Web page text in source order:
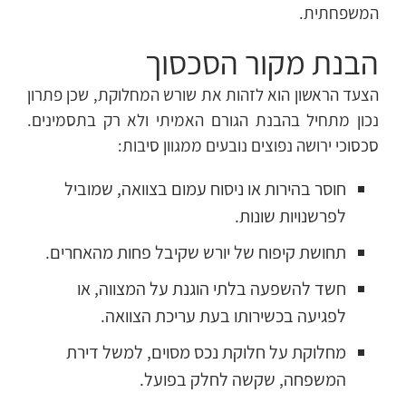
המשפחתית.
הבנת מקור הסכסוך
הצעד הראשון הוא לזהות את שורש המחלוקת, שכן פתרון
נכון מתחיל בהבנת הגורם האמיתי ולא רק בתסמינים.
סכסוכי ירושה נפוצים נובעים ממגוון סיבות:
חוסר בהירות או ניסוח עמום בצוואה, שמוביל
לפרשנויות שונות.
תחושת קיפוח של יורש שקיבל פחות מהאחרים.
חשד להשפעה בלתי הוגנת על המצווה, או
לפגיעה בכשירותו בעת עריכת הצוואה.
מחלוקת על חלוקת נכס מסוים, למשל דירת
המשפחה, שקשה לחלק בפועל.